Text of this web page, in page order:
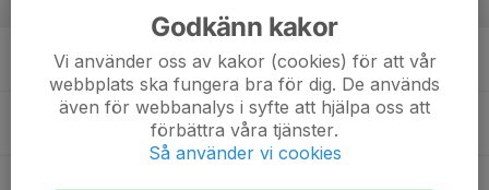
Godkänn kakor
Vi använder oss av kakor (cookies) för att vår
webbplats ska fungera bra för dig. De används
även för webbanalys i syfte att hjälpa oss att
förbättra våra tjänster.
Så använder vi cookies